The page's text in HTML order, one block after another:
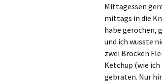
Mittagessen
mittags in die
habe gerochen,
und ich wusste
zwei Brocken
Ketchup (wie
gebraten. Nur